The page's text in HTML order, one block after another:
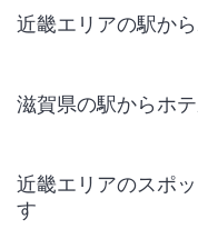
近畿エリアの駅か
滋賀県の駅からホ
近畿エリアのスポ
す